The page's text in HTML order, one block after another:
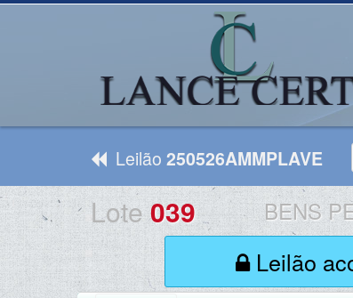
Leilão 250526AMMPLAVE
Lote039 BENS
Leilão